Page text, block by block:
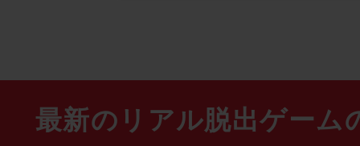
最新のリアル脱出ゲーム